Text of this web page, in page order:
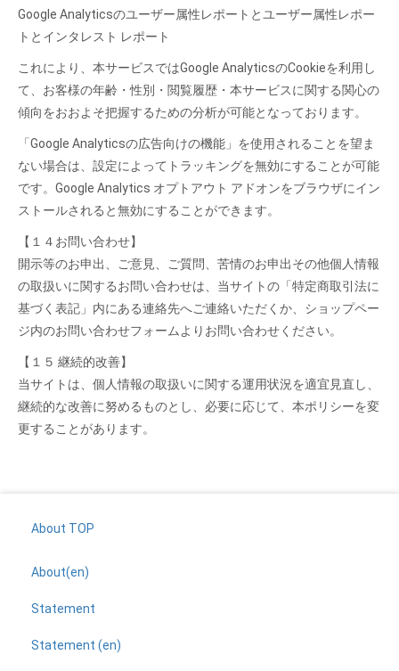
Google Analyticsのユーザー属性レポートとユーザー属性レポー
トとインタレスト レポート
これにより、本サービスではGoogle AnalyticsのCookieを利用し
て、お客様の年齢・性別・閲覧履歴・本サービスに関する関心の
傾向をおおよそ把握するための分析が可能となっております。
「Google Analyticsの広告向けの機能」を使用されることを望ま
ない場合は、設定によってトラッキングを無効にすることが可能
です。Google Analytics オプトアウト アドオンをブラウザにイン
ストールされると無効にすることができます。
【１４お問い合わせ】
開示等のお申出、ご意見、ご質問、苦情のお申出その他個人情報
の取扱いに関するお問い合わせは、当サイトの「特定商取引法に
基づく表記」内にある連絡先へご連絡いただくか、ショップペー
ジ内のお問い合わせフォームよりお問い合わせください。
【１５ 継続的改善】
当サイトは、個人情報の取扱いに関する運用状況を適宜見直し、
継続的な改善に努めるものとし、必要に応じて、本ポリシーを変
更することがあります。
About TOP
About(en)
Statement
Statement (en)